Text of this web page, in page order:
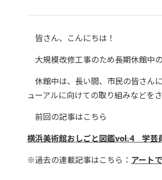
皆さん、こんにちは！
大規模改修工事のため長期休館中の
休館中は、長い間、市民の皆さん
ューアルに向けての取り組みなどを
前回の記事はこちら
横浜美術館おしごと図鑑――vol.4 学芸
※過去の連載記事はこちら： アート